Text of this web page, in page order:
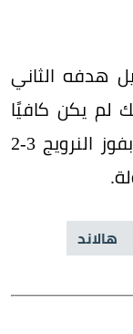
هدفه الثاني
لم يكن كافيًا
لتغيير النتيجة، لتنتهي المواجهة بفوز النرويج 3-2
هالاند